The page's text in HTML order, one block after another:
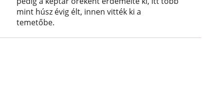
mint húsz évig élt, innen vitték ki a
temetőbe.